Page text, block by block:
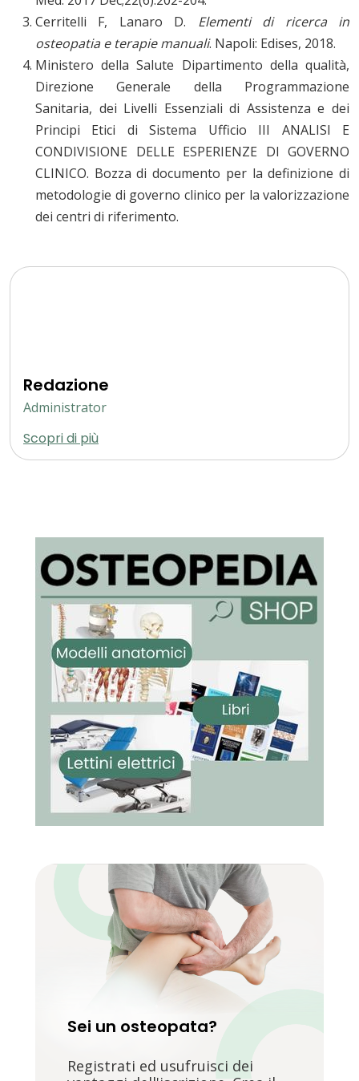
Cerritelli F, Lanaro D. Elementi di ricerca in
osteopatia e terapie manuali. Napoli: Edises, 2018.
Ministero della Salute Dipartimento della qualità,
Direzione Generale della Programmazione
Sanitaria, dei Livelli Essenziali di Assistenza e dei
Principi Etici di Sistema Ufficio III ANALISI E
CONDIVISIONE DELLE ESPERIENZE DI GOVERNO
CLINICO. Bozza di documento per la definizione di
metodologie di governo clinico per la valorizzazione
dei centri di riferimento.
Redazione
Administrator
Scopri di più
Sei un osteopata?
Registrati ed usufruisci dei